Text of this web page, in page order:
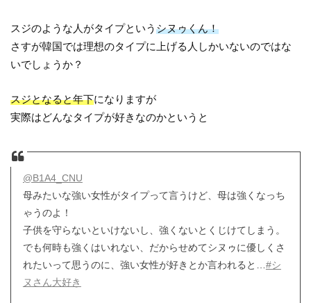
スジのような人がタイプというシヌゥくん！
さすが韓国では理想のタイプに上げる人しかいないのではな
いでしょうか？
スジとなると年下になりますが
実際はどんなタイプが好きなのかというと
@B1A4_CNU
母みたいな強い女性がタイプって言うけど、母は強くなっち
ゃうのよ！
子供を守らないといけないし、強くないとくじけてしまう。
でも何時も強くはいれない、だからせめてシヌゥに優しくさ
れたいって思うのに、強い女性が好きとか言われると… #シ
ヌさん大好き